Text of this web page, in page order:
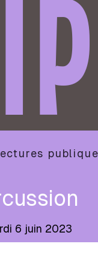
6 juin 2023